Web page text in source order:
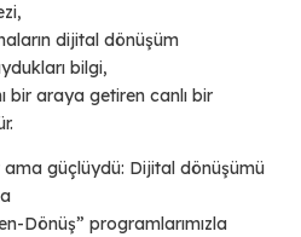
dijital dönüşüm
bilgi,
bir araya getiren canlı bir
ama güçlüydü: Dijital dönüşümü
Dönüş” programlarımızla